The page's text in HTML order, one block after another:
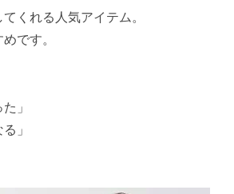
くれる人気アイテム。
です。
」
」